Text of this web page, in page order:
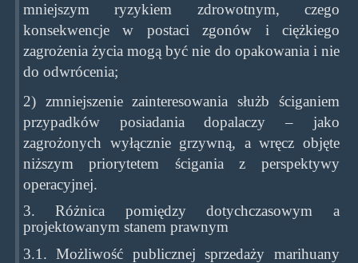
mniejszym ryzykiem zdrowotnym, czego
konsekwencje w postaci zgonów i ciężkiego
zagrożenia życia mogą być nie do opakowania i nie
do odwrócenia;
2) zmniejszenie zainteresowania służb ściganiem
przypadków posiadania dopalaczy – jako
zagrożonych wyłącznie grzywną, a wręcz objęte
niższym priorytetem ścigania z perspektywy
operacyjnej.
3. Różnica pomiędzy dotychczasowym a
projektowanym stanem prawnym
3.1. Możliwość publicznej sprzedaży marihuany